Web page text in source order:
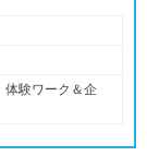
体験ワーク＆企